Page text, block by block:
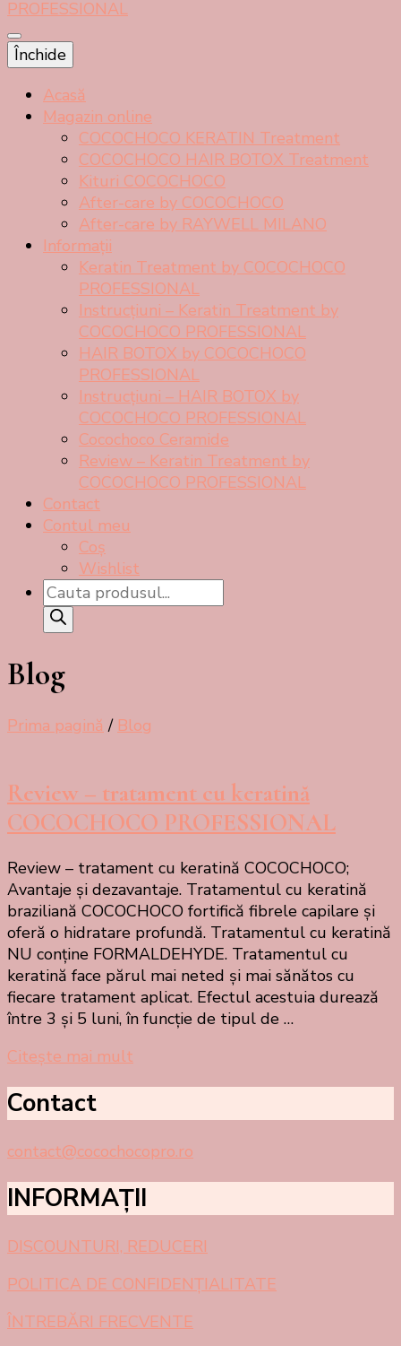
Tratament cu keratină braziliană COCOCHOCO
PROFESSIONAL
Prețuri începând de la 21 lei!
Închide
Acasă
Magazin online
COCOCHOCO KERATIN Treatment
COCOCHOCO HAIR BOTOX Treatment
Kituri COCOCHOCO
After-care by COCOCHOCO
After-care by RAYWELL MILANO
Informații
Keratin Treatment by COCOCHOCO
PROFESSIONAL
Instrucțiuni – Keratin Treatment by
COCOCHOCO PROFESSIONAL
HAIR BOTOX by COCOCHOCO
PROFESSIONAL
Instrucțiuni – HAIR BOTOX by
COCOCHOCO PROFESSIONAL
Cocochoco Ceramide
Review – Keratin Treatment by
COCOCHOCO PROFESSIONAL
Contact
Contul meu
Coș
Wishlist
Products
search
Blog
Prima pagină / Blog
Review – tratament cu keratină
COCOCHOCO PROFESSIONAL
Review – tratament cu keratină COCOCHOCO;
Avantaje și dezavantaje. Tratamentul cu keratină
braziliană COCOCHOCO fortifică fibrele capilare și
oferă o hidratare profundă. Tratamentul cu keratină
NU conține FORMALDEHYDE. Tratamentul cu
keratină face părul mai neted și mai sănătos cu
fiecare tratament aplicat. Efectul acestuia durează
între 3 și 5 luni, în funcție de tipul de …
Citește mai mult
Contact
contact@cocochocopro.ro
INFORMAȚII
DISCOUNTURI, REDUCERI
POLITICA DE CONFIDENȚIALITATE
ÎNTREBĂRI FRECVENTE